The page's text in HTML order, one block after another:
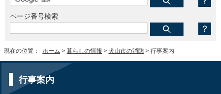
ページ番号検索
現在の位置： ホーム > 暮らしの情報 > 犬山市の消防 > 行事案内
行事案内